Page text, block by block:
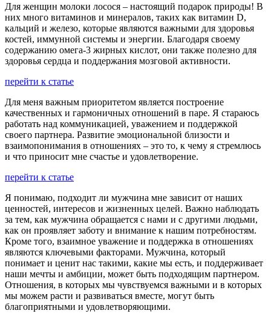
Для женщин молоки лосося – настоящий подарок природы! В
них много витаминов и минералов, таких как витамин D,
кальций и железо, которые являются важными для здоровья
костей, иммунной системы и энергии. Благодаря своему
содержанию омега-3 жирных кислот, они также полезно для
здоровья сердца и поддержания мозговой активности.
перейти к статье
Для меня важным приоритетом является построение
качественных и гармоничных отношений в паре. Я стараюсь
работать над коммуникацией, уважением и поддержкой
своего партнера. Развитие эмоциональной близости и
взаимопонимания в отношениях – это то, к чему я стремлюсь
и что приносит мне счастье и удовлетворение.
перейти к статье
Я понимаю, подходит ли мужчина мне зависит от наших
ценностей, интересов и жизненных целей. Важно наблюдать
за тем, как мужчина обращается с нами и с другими людьми,
как он проявляет заботу и внимание к нашим потребностям.
Кроме того, взаимное уважение и поддержка в отношениях
являются ключевыми факторами. Мужчина, который
понимает и ценит нас такими, какие мы есть, и поддерживает
наши мечты и амбиции, может быть подходящим партнером.
Отношения, в которых мы чувствуемся важными и в которых
мы можем расти и развиваться вместе, могут быть
благоприятными и удовлетворяющими.